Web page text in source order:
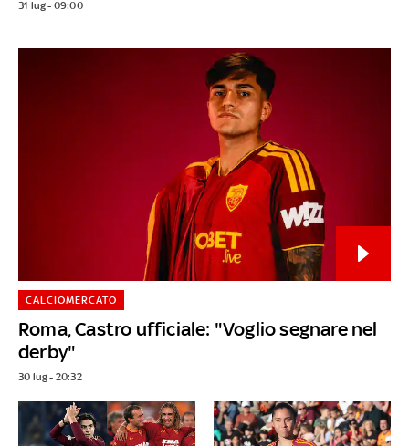
31 lug - 09:00
Roma, Castro ufficiale: "Voglio segnare nel
derby"
CALCIOMERCATO
30 lug - 20:32